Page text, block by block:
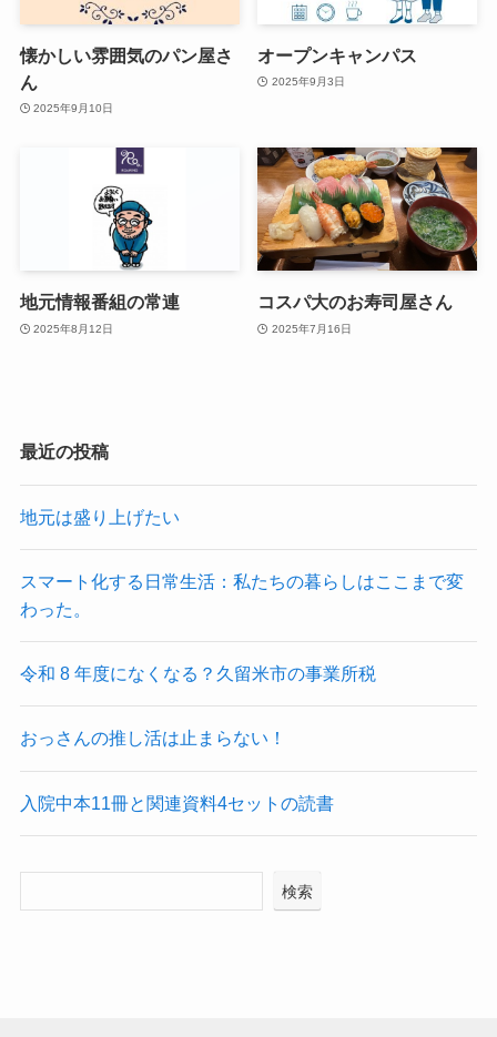
懐かしい雰囲気のパン屋さ
ん
2025年9月10日
オープンキャンパス
2025年9月3日
地元情報番組の常連
2025年8月12日
コスパ大のお寿司屋さん
2025年7月16日
最近の投稿
地元は盛り上げたい
スマート化する日常生活：私たちの暮らしはここまで変
わった。
令和 8 年度になくなる？久留米市の事業所税
おっさんの推し活は止まらない！
入院中本11冊と関連資料4セットの読書
検索